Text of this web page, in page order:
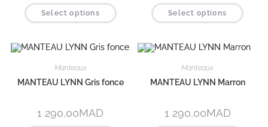
Select options Select options
Manteaux
MANTEAU LYNN Gris fonce
1 290,00MAD
Manteaux
MANTEAU LYNN Marron
1 290,00MAD